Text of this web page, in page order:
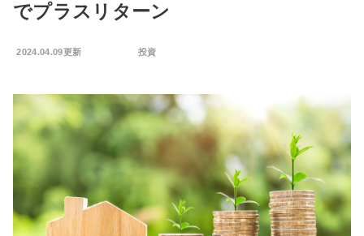
でプラスリターン
2024.04.09更新 投資